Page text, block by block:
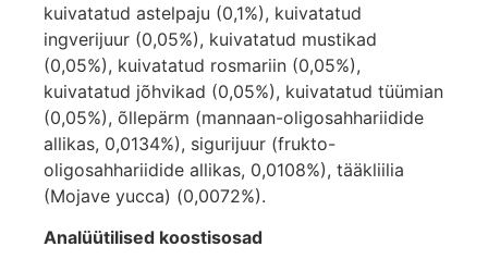
kuivatatud astelpaju (0,1%), kuivatatud
ingverijuur (0,05%), kuivatatud mustikad
(0,05%), kuivatatud rosmariin (0,05%),
kuivatatud jõhvikad (0,05%), kuivatatud tüümian
(0,05%), õllepärm (mannaan-oligosahhariidide
allikas, 0,0134%), sigurijuur (frukto-
oligosahhariidide allikas, 0,0108%), tääkliilia
(Mojave yucca) (0,0072%).
Analüütilised koostisosad